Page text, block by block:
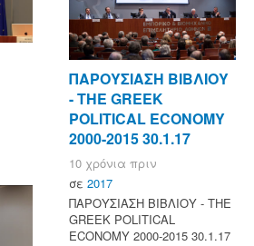
ΠΑΡΟΥΣΙΑΣΗ ΒΙΒΛΙΟΥ
- ΤΗΕ GREEK
POLITICAL ECONOMY
2000-2015 30.1.17
10 χρόνια πριν
σε 2017
ΠΑΡΟΥΣΙΑΣΗ ΒΙΒΛΙΟΥ - ΤΗΕ
GREEK POLITICAL
ECONOMY 2000-2015 30.1.17